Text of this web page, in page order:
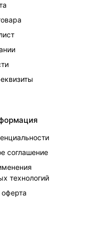
соглашение
технологий